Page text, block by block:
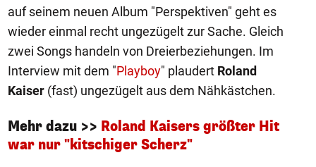
auf seinem neuen Album "Perspektiven" geht es
wieder einmal recht ungezügelt zur Sache. Gleich
zwei Songs handeln von Dreierbeziehungen. Im
Interview mit dem "Playboy" plaudert Roland
Kaiser (fast) ungezügelt aus dem Nähkästchen.
Mehr dazu >> Roland Kaisers größter Hit
war nur "kitschiger Scherz"